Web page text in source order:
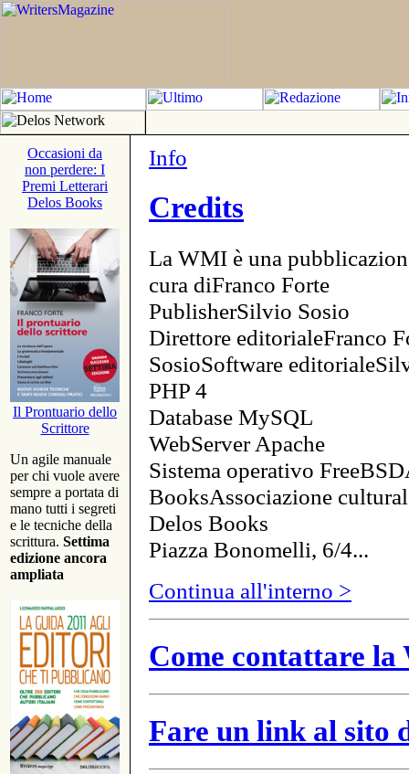
Occasioni da
non perdere: I
Premi Letterari
Delos Books
Il Prontuario dello
Scrittore
Un agile manuale
per chi vuole avere
sempre a portata di
mano tutti i segreti
e le tecniche della
scrittura. Settima
edizione ancora
ampliata
Info
Credits
La WMI è una
cura diFranco Forte
PublisherSilvio Sosio
Direttore editorialeFranco
SosioSoftware
PHP 4
Database MySQL
WebServer Apache
Sistema operativo
BooksAssociazione
Delos Books
Piazza Bonomelli, 6/4...
Continua all'interno >
Come contattare
Fare un link al sito